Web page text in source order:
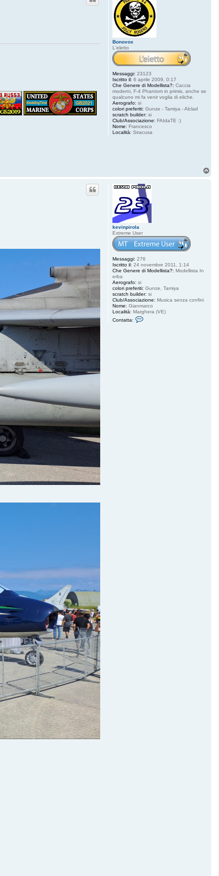
Bonovox
L'eletto
Messaggi: 23123
Iscritto il: 6 aprile 2009, 0:17
Che Genere di Modellista?: Caccia
moderni, F-4 Phantom in primis, anche se
qualcuno mi fa venir voglia di eliche.
Aerografo: si
colori preferiti: Gunze - Tamiya - Alclad
scratch builder: si
Club/Associazione: FAIdaTE :)
Nome: Francesco
Località: Siracusa
kevinpirola
Extreme User
Messaggi: 276
Iscritto il: 24 novembre 2011, 1:14
Che Genere di Modellista?: Modellista In
erba
Aerografo: si
colori preferiti: Gunze, Tamiya
scratch builder: si
Club/Associazione: Musica senza confini
Nome: Gianmarco
Località: Marghera (VE)
Contatta: